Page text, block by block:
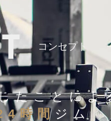
コンセプト
たことによ
時間ジム